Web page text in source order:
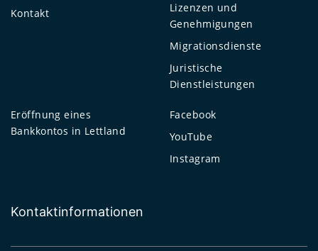
Kontakt
Lizenzen und
Genehmigungen
Migrationsdienste
Juristische
Dienstleistungen
Eröffnung eines
Bankkontos in Lettland
Facebook
YouTube
Instagram
Kontaktinformationen